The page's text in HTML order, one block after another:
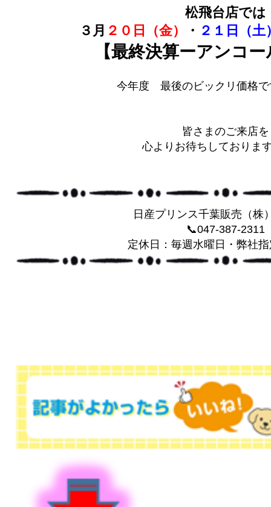
松飛台店では
３月 ２０日（金） ・ ２１日（土
【最終決算ーアンコ
今年度 最後のビックリ価格で
皆さまのご来店を
心よりお待ちしておりま
日産プリンス千葉販売（株
📞047-387-2311
定休日：毎週水曜日・弊社